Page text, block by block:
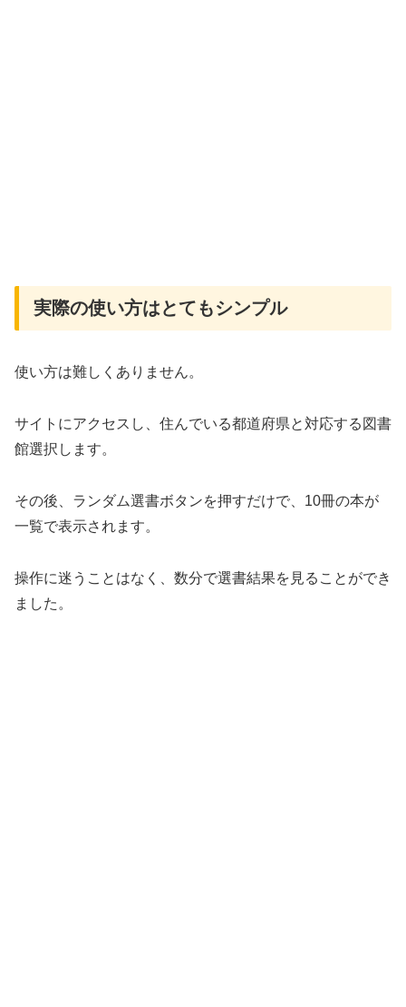
実際の使い方はとてもシンプル
使い方は難しくありません。
サイトにアクセスし、住んでいる都道府県と対応する図書
館選択します。
その後、ランダム選書ボタンを押すだけで、10冊の本が
一覧で表示されます。
操作に迷うことはなく、数分で選書結果を見ることができ
ました。